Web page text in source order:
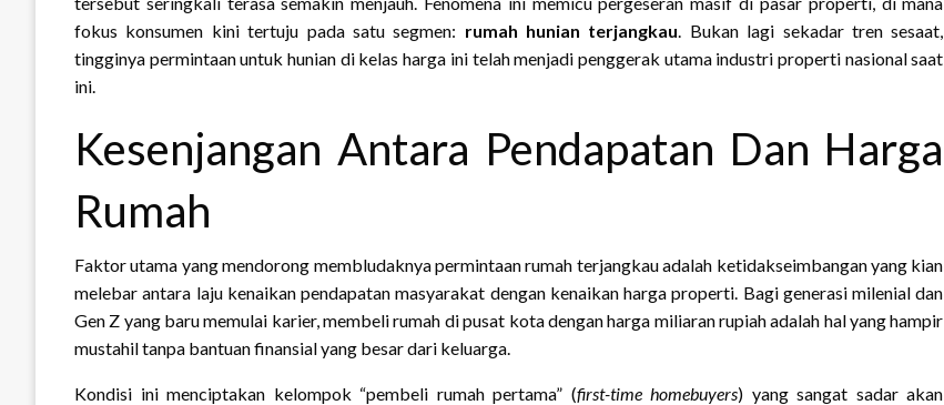
fokus konsumen kini tertuju pada satu segmen: rumah hunian terjangkau. Bukan lagi sekadar tren sesaat,
tingginya permintaan untuk hunian di kelas harga ini telah menjadi penggerak utama industri properti nasional saat
ini.
Kesenjangan Antara Pendapatan Dan Harga
Rumah
Faktor utama yang mendorong membludaknya permintaan rumah terjangkau adalah ketidakseimbangan yang kian
melebar antara laju kenaikan pendapatan masyarakat dengan kenaikan harga properti. Bagi generasi milenial dan
Gen Z yang baru memulai karier, membeli rumah di pusat kota dengan harga miliaran rupiah adalah hal yang hampir
mustahil tanpa bantuan finansial yang besar dari keluarga.
Kondisi ini menciptakan kelompok “pembeli rumah pertama” (first-time homebuyers) yang sangat sadar akan